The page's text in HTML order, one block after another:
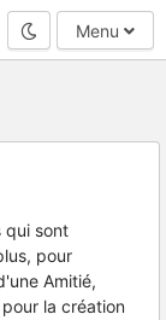
Mode nuit
Menu
qui sont
pour
Amitié,
la création